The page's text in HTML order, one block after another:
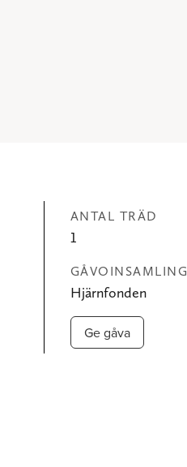
ANTAL TRÄD
1
GÅVOINSAMLING
Hjärnfonden
Ge gåva